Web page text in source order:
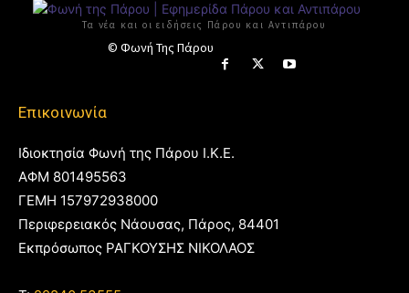
Τα νέα και οι ειδήσεις Πάρου και Αντιπάρου
© Φωνή Της Πάρου
Επικοινωνία
Ιδιοκτησία Φωνή της Πάρου Ι.Κ.Ε.
ΑΦΜ 801495563
ΓΕΜΗ 157972938000
Περιφερειακός Νάουσας, Πάρος, 84401
Εκπρόσωπος ΡΑΓΚΟΥΣΗΣ ΝΙΚΟΛΑΟΣ